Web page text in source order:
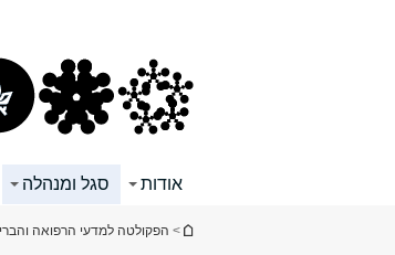
אודות סגל ומנהלה
הינך נמצא כאן
> הפקולטה למדעי הרפואה